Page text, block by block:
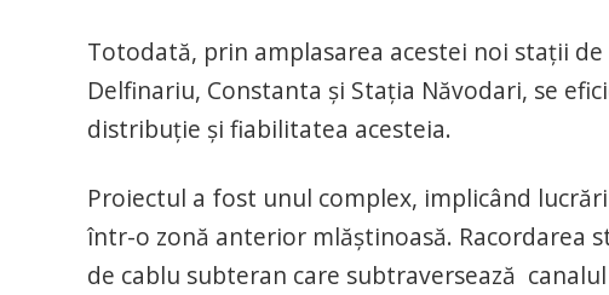
Totodată, prin amplasarea acestei noi stații
Delfinariu, Constanta și Stația Năvodari, se
distribuție și fiabilitatea acesteia.
Proiectul a fost unul complex, implicând
într-o zonă anterior mlăștinoasă. Racordarea
de cablu subteran care subtraversează